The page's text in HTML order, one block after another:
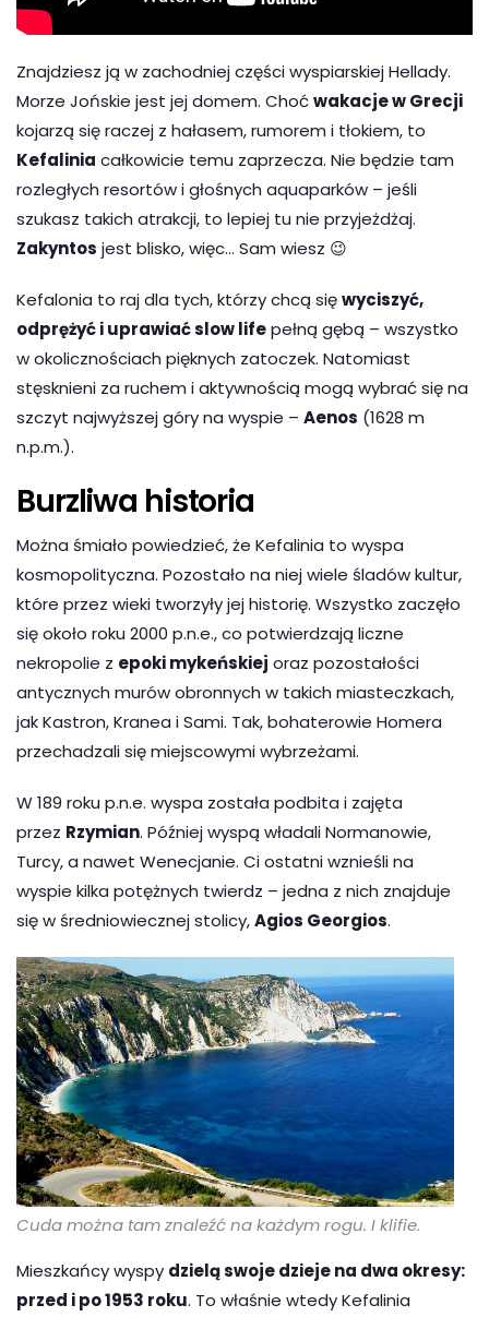
Znajdziesz ją w zachodniej części wyspiarskiej Hellady.
Morze Jońskie jest jej domem. Choćwakacje w Grecji
kojarzą się raczej z hałasem, rumorem i tłokiem, to
Kefalinia całkowicie temu zaprzecza. Nie będzie tam
rozległych resortów i głośnych aquaparków – jeśli
szukasz takich atrakcji, to lepiej tu nie przyjeżdżaj.
Zakyntos jest blisko, więc… Sam wiesz 😉
Kefalonia to raj dla tych, którzy chcą sięwyciszyć,
odprężyć i uprawiać slow lifepełną gębą – wszystko
w okolicznościach pięknych zatoczek. Natomiast
stęsknieni za ruchem i aktywnością mogą wybrać się na
szczyt najwyższej góry na wyspie – Aenos (1628 m
n.p.m.).
Burzliwa historia
Można śmiało powiedzieć, że Kefalinia to wyspa
kosmopolityczna. Pozostało na niej wiele śladów kultur,
które przez wieki tworzyły jej historię. Wszystko zaczęło
się około roku 2000 p.n.e., co potwierdzają liczne
nekropolie z epoki mykeńskiej oraz pozostałości
antycznych murów obronnych w takich miasteczkach,
jak Kastron, Kranea i Sami. Tak, bohaterowie Homera
przechadzali się miejscowymi wybrzeżami.
W 189 roku p.n.e. wyspa została podbita i zajęta
przez Rzymian. Później wyspą władali Normanowie,
Turcy, a nawet Wenecjanie. Ci ostatni wznieśli na
wyspie kilka potężnych twierdz – jedna z nich znajduje
się w średniowiecznej stolicy,Agios Georgios.
Cuda można tam znaleźć na każdym rogu. I klifie.
Mieszkańcy wyspy dzielą swoje dzieje na dwa okresy:
przed i po 1953 roku. To właśnie wtedy Kefalinia